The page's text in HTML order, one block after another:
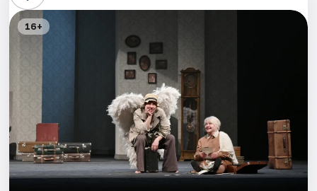
Стендап
События
16+